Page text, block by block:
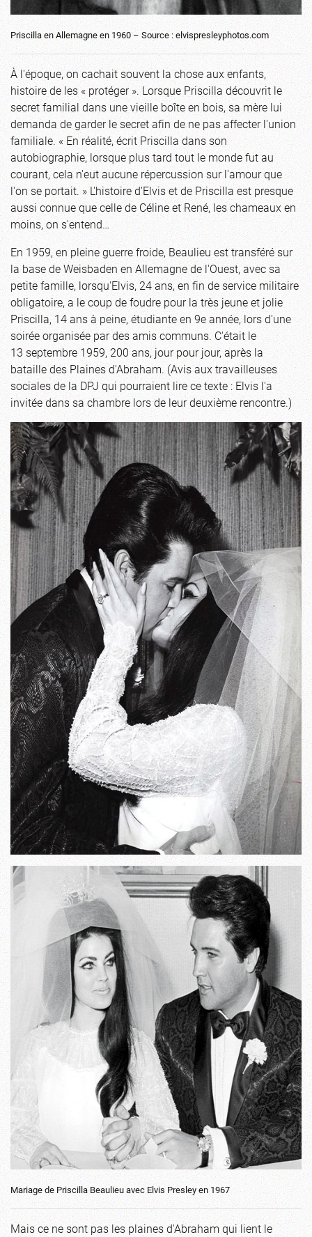
Priscilla en Allemagne en 1960 – Source : elvispresleyphotos.com
À l'époque, on cachait souvent la chose aux enfants,
histoire de les « protéger ». Lorsque Priscilla découvrit le
secret familial dans une vieille boîte en bois, sa mère lui
demanda de garder le secret afin de ne pas affecter l'union
familiale. « En réalité, écrit Priscilla dans son
autobiographie, lorsque plus tard tout le monde fut au
courant, cela n'eut aucune répercussion sur l'amour que
l'on se portait. » L'histoire d'Elvis et de Priscilla est presque
aussi connue que celle de Céline et René, les chameaux en
moins, on s'entend…
En 1959, en pleine guerre froide, Beaulieu est transféré sur
la base de Weisbaden en Allemagne de l'Ouest, avec sa
petite famille, lorsqu'Elvis, 24 ans, en fin de service militaire
obligatoire, a le coup de foudre pour la très jeune et jolie
Priscilla, 14 ans à peine, étudiante en 9e année, lors d'une
soirée organisée par des amis communs. C'était le
13 septembre 1959, 200 ans, jour pour jour, après la
bataille des Plaines d'Abraham. (Avis aux travailleuses
sociales de la DPJ qui pourraient lire ce texte : Elvis l'a
invitée dans sa chambre lors de leur deuxième rencontre.)
Mariage de Priscilla Beaulieu avec Elvis Presley en 1967
Mais ce ne sont pas les plaines d'Abraham qui lient le